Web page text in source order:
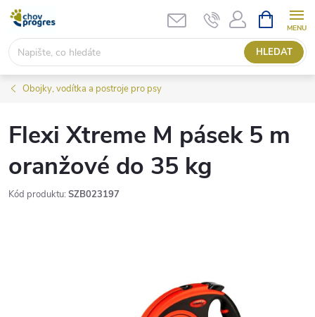
Přejít
obsah
HLEDAT
NÁKUPNÍ
KOŠÍK
Obojky, vodítka a postroje pro psy
Flexi Xtreme M pásek 5 m
oranžové do 35 kg
Kód produktu: SZB023197